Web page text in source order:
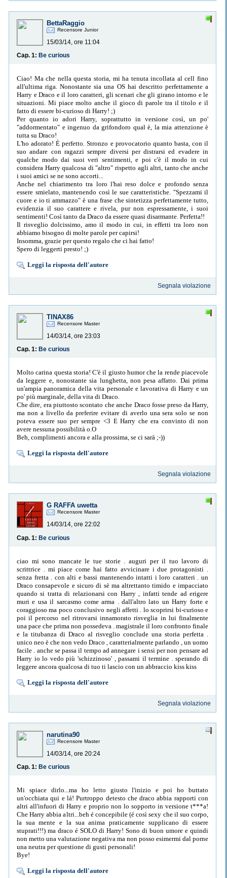
BettaRaggio
Recensore Junior
15/03/14, ore 11:04
Cap. 1: Be curious
Ciao! Ma che nella questa storia, mi ha tenuta incollata al cell fino
all'ultima riga. Nonostante sia una OS hai descritto perfettamente a
Harry e Draco e il loro caratteri, gli scenari che gli girano intorno e le
situazioni. Mi piace molto anche il gioco di parole tra il titolo e il
fatto di essere bi-curioso di Harry! ;)
Per quanto io adori Harry, soprattutto in versione così, un po'
"addormentato" e ingenuo da grifondoro qual è, la mia attenzione è
tutta su Draco!
L'ho adorato! È perfetto. Stronzo e provocatorio quanto basta, con il
suo andare con ragazzi sempre diversi per distrarsi ed evadere in
qualche modo dai suoi veri sentimenti, e poi c'è il modo in cui
considera Harry qualcosa di "altro" rispetto agli altri, tanto che anche
i suoi amici se ne sono accorti...
Anche nel chiarimento tra loro l'hai reso dolce e profondo senza
essere smielato, mantenendo così le sue caratteristiche. "Spezzami il
cuore e io ti ammazzo" è una frase che sintetizza perfettamente tutto,
evidenzia il suo carattere e rivela, pur non espressamente, i suoi
sentimenti! Così tanto da Draco da essere quasi disarmante. Perfetta!!
Il risveglio dolcissimo, amo il modo in cui, in effetti tra loro non
abbiamo bisogno di molte parole per capirsi!
Insomma, grazie per questo regalo che ci hai fatto!
Spero di leggerti presto! ;)
Leggi la risposta dell'autore
Segnala violazione
TINAX86
Recensore Master
14/03/14, ore 23:03
Cap. 1: Be curious
Molto carina questa storia! C'è il giusto humor che la rende piacevole
da leggere e, nonostante sia lunghetta, non pesa affatto. Dai prima
un'ampia panoramica della vita personale e lavorativa di Harry e un
po' più marginale, della vita di Draco.
Che dire, era piuttosto scontato che anche Draco fosse preso da Harry,
ma non a livello da preferire evitare di averlo una sera solo se non
poteva essere suo per sempre <3 E Harry che era convinto di non
avere nessuna possibilità o.O
Beh, complimenti ancora e alla prossima, se ci sarà ;-))
Leggi la risposta dell'autore
Segnala violazione
G RAFFA uwetta
Recensore Master
14/03/14, ore 22:02
Cap. 1: Be curious
ciao mi sono mancate le tue storie . auguri per il tuo lavoro di
scrittrice . mi piace come hai fatto avvicinare i due protagonisti .
senza fretta . con alti e bassi mantenendo intatti i loro caratteri . un
Draco consapevole e sicuro di sè ma altrettanto timido e impacciato
quando si tratta di relazionarsi con Harry , infatti tende ad erigere
muri e usa il sarcasmo come arma . dall'altro lato un Harry forte e
coraggioso ma poco conclusivo negli affetti . lo scoprirsi bi-curioso e
poi il percorso nel ritrovarsi innamorato risveglia in lui finalmente
una pace che prima non possedeva . magistrale il loro confronto finale
e la titubanza di Draco al risveglio conclude una storia perfetta .
unico neo è che non vedo Draco , caratterialmente parlando , un uomo
facile . anche se passa il tempo ad annegare i sensi per non pensare ad
Harry io lo vedo più 'schizzinoso' , passami il termine . sperando di
leggere ancora qualcosa di tuo ti lascio con un abbraccio kiss kiss
Leggi la risposta dell'autore
Segnala violazione
narutina90
Recensore Master
14/03/14, ore 20:24
Cap. 1: Be curious
Mi spiace dirlo...ma ho letto giusto l'inizio e poi ho buttato
un'occhiata qui e lá! Purtroppo detesto che draco abbia rapporti con
altri all'infuori di Harry e proprio non lo sopporto in versione t***a!
Che Harry abbia altri...beh é concepibile (é così sexy che il suo corpo,
la sua mente e la sua anima praticamente supplicano di essere
stuprati!!!) ma draco é SOLO di Harry! Sono di buon umore e quindi
non metto una valutazione negativa ma non posso esimermi dal porne
una neutra per questione di gusti personali!
Bye!
Leggi la risposta dell'autore